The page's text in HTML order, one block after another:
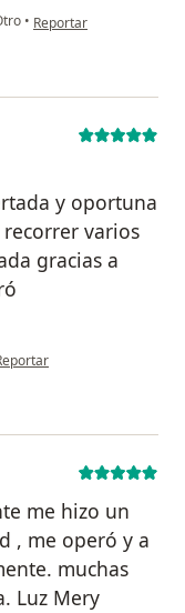
• en opinión del usuario
Reportar
y oportuna
varios
gracias a
opinión del usuario
me hizo un
, me operó y a
muchas
Luz Mery